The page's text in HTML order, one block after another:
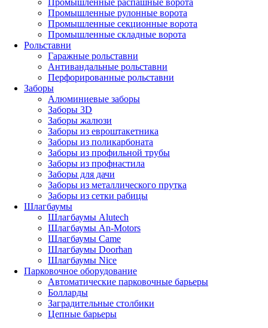
Промышленные рулонные ворота
Промышленные секционные ворота
Промышленные складные ворота
Рольставни
Гаражные рольставни
Антивандальные рольставни
Перфорированные рольставни
Заборы
Алюминиевые заборы
Заборы 3D
Заборы жалюзи
Заборы из евроштакетника
Заборы из поликарбоната
Заборы из профильной трубы
Заборы из профнастила
Заборы для дачи
Заборы из металлического прутка
Заборы из сетки рабицы
Шлагбаумы
Шлагбаумы Alutech
Шлагбаумы An-Motors
Шлагбаумы Came
Шлагбаумы Doorhan
Шлагбаумы Nice
Парковочное оборудование
Автоматические парковочные барьеры
Болларды
Заградительные столбики
Цепные барьеры